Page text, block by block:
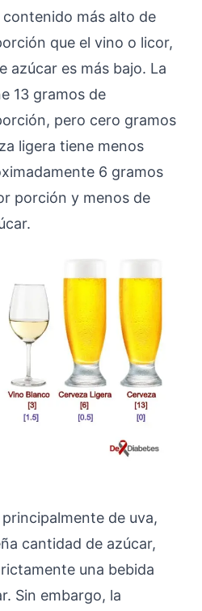
más alto de
que el vino o licor,
azúcar es más bajo. La
13 gramos de
pero cero gramos
ligera tiene menos
6 gramos
porción y menos de
de uva,
cantidad de azúcar,
una bebida
Sin embargo, la